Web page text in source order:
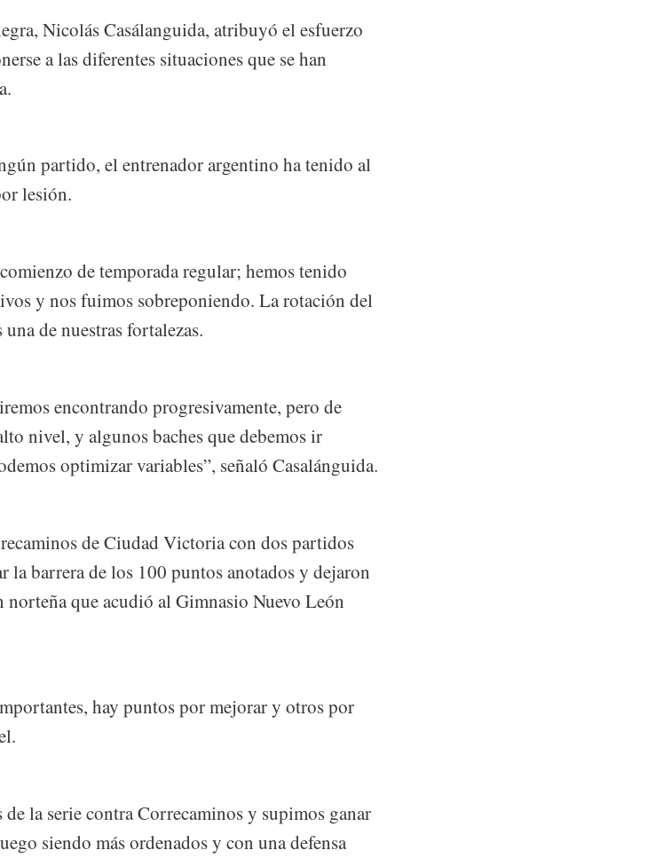
Nicolás Casálanguida, atribuyó el esfuerzo
a las diferentes situaciones que se han
partido, el entrenador argentino ha tenido al
lesión.
de temporada regular; hemos tenido
y nos fuimos sobreponiendo. La rotación del
de nuestras fortalezas.
encontrando progresivamente, pero de
nivel, y algunos baches que debemos ir
optimizar variables”, señaló Casalánguida.
de Ciudad Victoria con dos partidos
la barrera de los 100 puntos anotados y dejaron
que acudió al Gimnasio Nuevo León
hay puntos por mejorar y otros por
la serie contra Correcaminos y supimos ganar
siendo más ordenados y con una defensa